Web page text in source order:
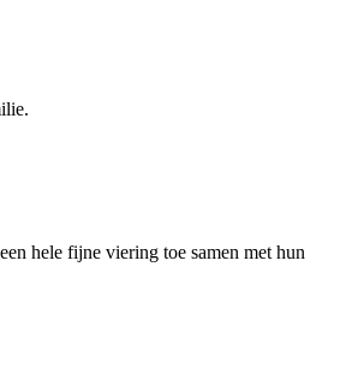
hele fijne viering toe samen met hun